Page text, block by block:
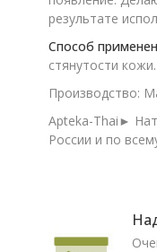
результате
Способ
стянутости кожи.
Производство:
Apteka-Thai►
России и по